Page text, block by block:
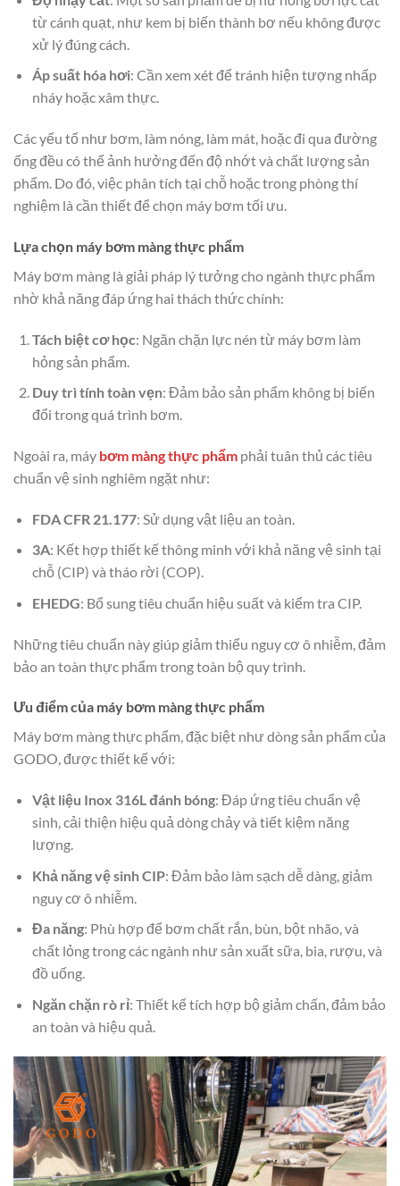
từ cánh quạt, như kem bị biến thành bơ nếu không được
xử lý đúng cách.
Áp suất hóa hơi: Cần xem xét để tránh hiện tượng nhấp
nháy hoặc xâm thực.
Các yếu tố như bơm, làm nóng, làm mát, hoặc đi qua đường
ống đều có thể ảnh hưởng đến độ nhớt và chất lượng sản
phẩm. Do đó, việc phân tích tại chỗ hoặc trong phòng thí
nghiệm là cần thiết để chọn máy bơm tối ưu.
Lựa chọn máy bơm màng thực phẩm
Máy bơm màng là giải pháp lý tưởng cho ngành thực phẩm
nhờ khả năng đáp ứng hai thách thức chính:
Tách biệt cơ học: Ngăn chặn lực nén từ máy bơm làm
hỏng sản phẩm.
Duy trì tính toàn vẹn: Đảm bảo sản phẩm không bị biến
đổi trong quá trình bơm.
Ngoài ra, máy bơm màng thực phẩm phải tuân thủ các tiêu
chuẩn vệ sinh nghiêm ngặt như:
FDA CFR 21.177: Sử dụng vật liệu an toàn.
3A: Kết hợp thiết kế thông minh với khả năng vệ sinh tại
chỗ (CIP) và tháo rời (COP).
EHEDG: Bổ sung tiêu chuẩn hiệu suất và kiểm tra CIP.
Những tiêu chuẩn này giúp giảm thiểu nguy cơ ô nhiễm, đảm
bảo an toàn thực phẩm trong toàn bộ quy trình.
Ưu điểm của máy bơm màng thực phẩm
Máy bơm màng thực phẩm, đặc biệt như dòng sản phẩm của
GODO, được thiết kế với:
Vật liệu Inox 316L đánh bóng: Đáp ứng tiêu chuẩn vệ
sinh, cải thiện hiệu quả dòng chảy và tiết kiệm năng
lượng.
Khả năng vệ sinh CIP: Đảm bảo làm sạch dễ dàng, giảm
nguy cơ ô nhiễm.
Đa năng: Phù hợp để bơm chất rắn, bùn, bột nhão, và
chất lỏng trong các ngành như sản xuất sữa, bia, rượu, và
đồ uống.
Ngăn chặn rò rỉ: Thiết kế tích hợp bộ giảm chấn, đảm bảo
an toàn và hiệu quả.